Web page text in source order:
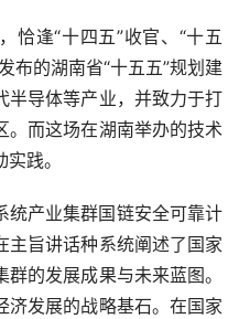
恰逢“十四五”收官、“十五
布的湖南省“十五五”规划建
半导体等产业，并致力于打
。而这场在湖南举办的技术
践。
统产业集群国链安全可靠计
主旨讲话种系统阐述了国家
的发展成果与未来蓝图。
济发展的战略基石。在国家